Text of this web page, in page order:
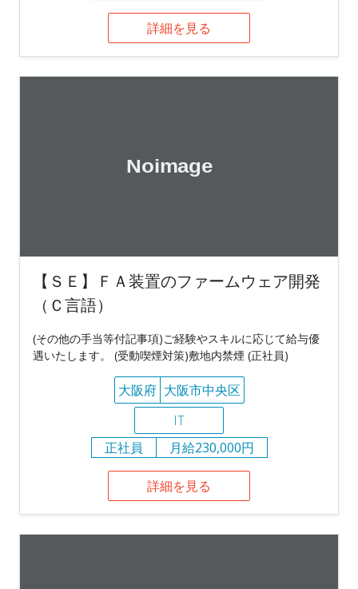
詳細を見る
【ＳＥ】ＦＡ装置のファームウェア開発
（Ｃ言語）
(その他の手当等付記事項)ご経験やスキルに応じて給与優
遇いたします。 (受動喫煙対策)敷地内禁煙 (正社員)
大阪府 大阪市中央区
IT
正社員
月給230,000円
詳細を見る